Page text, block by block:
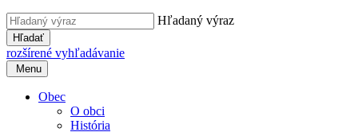
Hľadaný výraz
Hľadať
rozšírené vyhľadávanie
Menu
Obec
O obci
História